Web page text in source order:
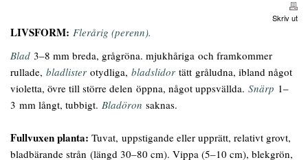
Skriv ut
LIVSFORM: Flerårig (perenn).
Blad 3–8 mm breda, grågröna. mjukhåriga och framkommer
rullade, bladlister otydliga, bladslidor tätt gråludna, ibland något
violetta, övre till större delen öppna, något uppsvällda. Snärp 1–
3 mm långt, tubbigt. Bladöron saknas.
Fullvuxen planta: Tuvat, uppstigande eller upprätt, relativt grovt,
bladbärande strån (längd 30–80 cm). Vippa (5–10 cm), blekgrön,